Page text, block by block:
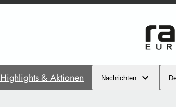
Highlights & Aktionen Nachrichten